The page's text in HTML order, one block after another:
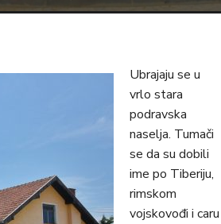
Ubrajaju se u
vrlo stara
podravska
naselja. Tumači
se da su dobili
ime po Tiberiju,
rimskom
vojskovođi i caru